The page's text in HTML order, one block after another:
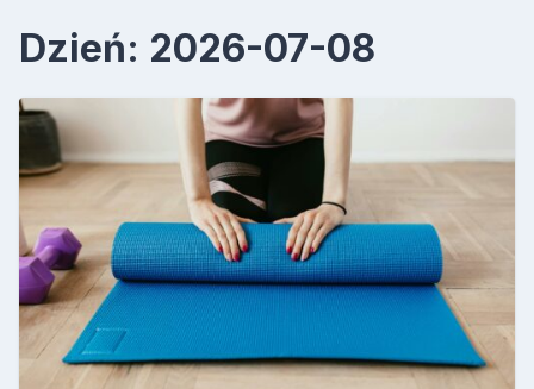
zdrowia
Dzień: 2026-07-08